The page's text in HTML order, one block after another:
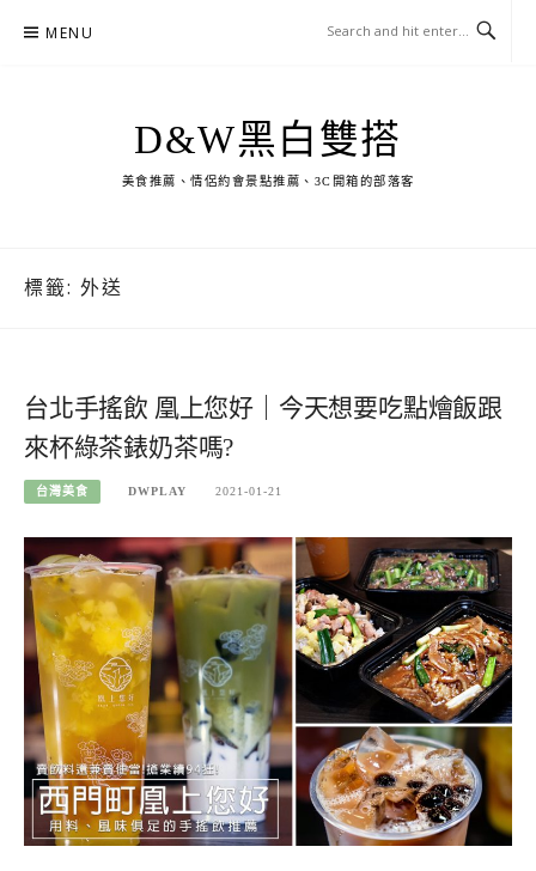
MENU
D&W黑白雙搭
美食推薦、情侶約會景點推薦、3C開箱的部落客
標籤: 外送
台北手搖飲 凰上您好｜今天想要吃點燴飯跟
來杯綠茶錶奶茶嗎?
台灣美食 DWPLAY 2021-01-21